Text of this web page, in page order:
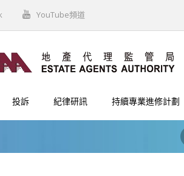
YouTube頻道
投訴 紀律研訊 持續專業進修計劃